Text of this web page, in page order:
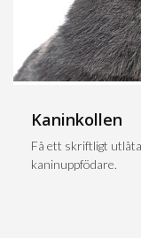
Kaninkollen
Få ett skriftligt
kaninuppfödare.